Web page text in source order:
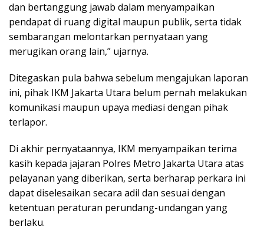
dan bertanggung jawab dalam menyampaikan
pendapat di ruang digital maupun publik, serta tidak
sembarangan melontarkan pernyataan yang
merugikan orang lain,” ujarnya.
Ditegaskan pula bahwa sebelum mengajukan laporan
ini, pihak IKM Jakarta Utara belum pernah melakukan
komunikasi maupun upaya mediasi dengan pihak
terlapor.
Di akhir pernyataannya, IKM menyampaikan terima
kasih kepada jajaran Polres Metro Jakarta Utara atas
pelayanan yang diberikan, serta berharap perkara ini
dapat diselesaikan secara adil dan sesuai dengan
ketentuan peraturan perundang-undangan yang
berlaku.